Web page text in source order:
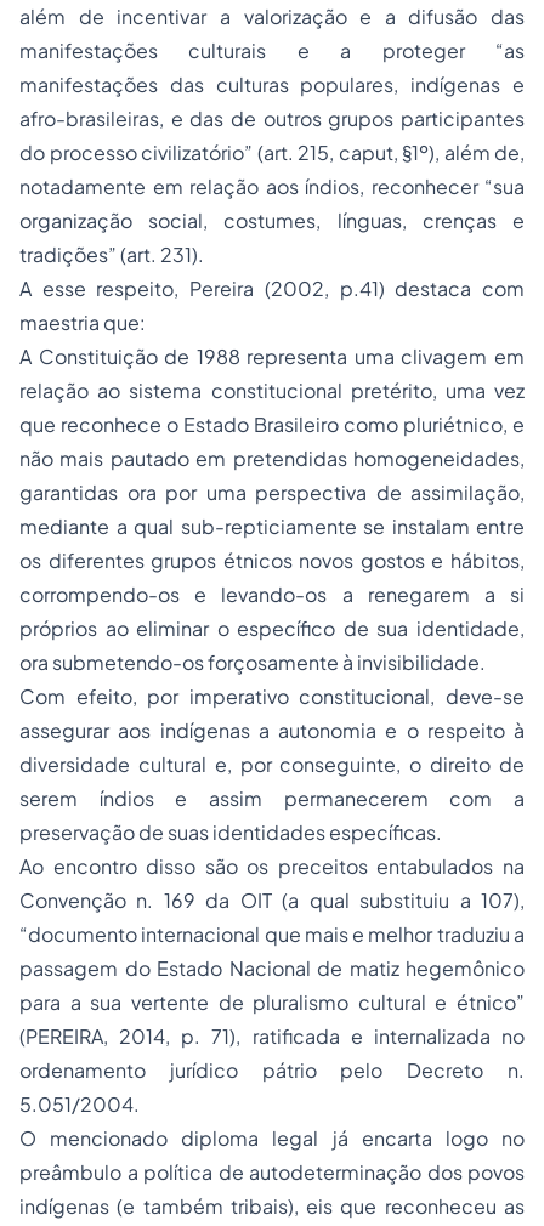
além de incentivar a valorização e a difusão das
manifestações culturais e a proteger “as
manifestações das culturas populares, indígenas e
afro-brasileiras, e das de outros grupos participantes
do processo civilizatório” (art. 215, caput, §1º), além de,
notadamente em relação aos índios, reconhecer “sua
organização social, costumes, línguas, crenças e
tradições” (art. 231).
A esse respeito, Pereira (2002, p.41) destaca com
maestria que:
A Constituição de 1988 representa uma clivagem em
relação ao sistema constitucional pretérito, uma vez
que reconhece o Estado Brasileiro como pluriétnico, e
não mais pautado em pretendidas homogeneidades,
garantidas ora por uma perspectiva de assimilação,
mediante a qual sub-repticiamente se instalam entre
os diferentes grupos étnicos novos gostos e hábitos,
corrompendo-os e levando-os a renegarem a si
próprios ao eliminar o específico de sua identidade,
ora submetendo-os forçosamente à invisibilidade.
Com efeito, por imperativo constitucional, deve-se
assegurar aos indígenas a autonomia e o respeito à
diversidade cultural e, por conseguinte, o direito de
serem índios e assim permanecerem com a
preservação de suas identidades específicas.
Ao encontro disso são os preceitos entabulados na
Convenção n. 169 da OIT (a qual substituiu a 107),
“documento internacional que mais e melhor traduziu a
passagem do Estado Nacional de matiz hegemônico
para a sua vertente de pluralismo cultural e étnico”
(PEREIRA, 2014, p. 71), ratificada e internalizada no
ordenamento jurídico pátrio pelo Decreto n.
5.051/2004.
O mencionado diploma legal já encarta logo no
preâmbulo a política de autodeterminação dos povos
indígenas (e também tribais), eis que reconheceu as